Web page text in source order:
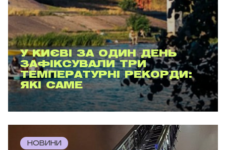
У КИЄВІ ЗА ОДИН ДЕНЬ
ЗАФІКСУВАЛИ ТРИ
ТЕМПЕРАТУРНІ РЕКОРДИ:
ЯКІ САМЕ
НОВИНИ